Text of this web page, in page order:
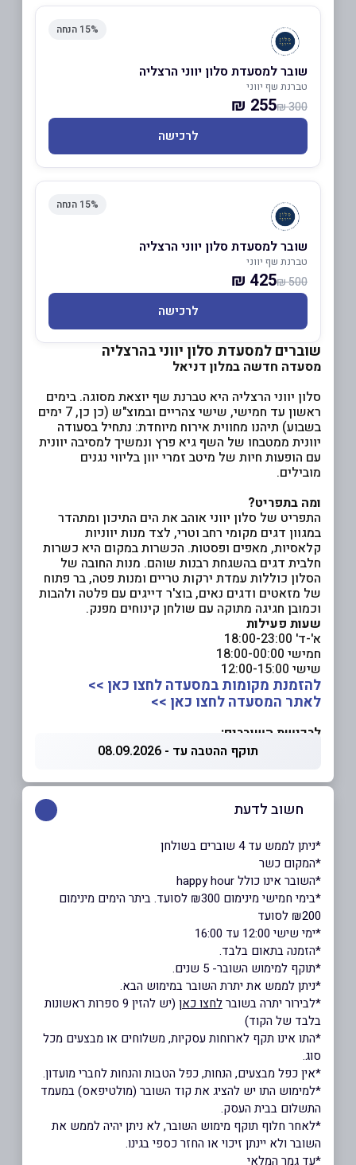
15% הנחה
שובר למסעדת סלון יווני הרצליה
טברנת שף יווני
300 ₪
255 ₪
לרכישה
15% הנחה
שובר למסעדת סלון יווני הרצליה
טברנת שף יווני
500 ₪
425 ₪
לרכישה
שוברים למסעדת סלון יווני בהרצליה
מסעדה חדשה במלון דניאל
סלון יווני הרצליה היא טברנת שף יוצאת מסוגה. בימים
ראשון עד חמישי, שישי צהריים ובמוצ"ש (כן כן, 7 ימים
בשבוע) תיהנו מחווית אירוח מיוחדת: נתחיל בסעודה
יוונית ממטבחו של השף גיא פרץ ונמשיך למסיבה יוונית
עם הופעות חיות של מיטב זמרי יוון בליווי נגנים
מובילים.
ומה בתפריט?
התפריט של סלון יווני אוהב את הים התיכון ומתהדר
במגוון דגים מקומי רחב וטרי, לצד מנות יווניות
קלאסיות, מאפים ופסטות. הכשרות במקום היא כשרות
חלבית דגים בהשגחת רבנות שוהם. מנות החובה של
הסלון כוללות עמדת ירקות טריים ומנות פטה, בר פתוח
של מזאטים ודגים נאים, בוצ'ר דייגים עם פלטה ולהבות
וכמובן חגיגה מתוקה עם שולחן קינוחים מפנק.
שעות פעילות
א'-ד' 18:00-23:00
חמישי 18:00-00:00
שישי 12:00-15:00
להזמנת מקומות במסעדה לחצו כאן >>
לאתר המסעדה לחצו כאן >>
לרכישת השוברים:
תוקף ההטבה עד - 08.09.2026
חשוב לדעת
*ניתן לממש עד 4 שוברים בשולחן
*המקום כשר
*השובר אינו כולל happy hour
*בימי חמישי מינימום ₪300 לסועד. ביתר הימים מינימום
₪200 לסועד
*ימי שישי 12:00 עד 16:00
*הזמנה בתאום בלבד.
*תוקף למימוש השובר- 5 שנים.
*ניתן לממש את יתרת השובר במימוש הבא.
*לבירור יתרה בשוברלחצו כאן
(יש להזין 9 ספרות ראשונות
בלבד של הקוד)
*התו אינו תקף לארוחות עסקיות, משלוחים או מבצעים מכל
סוג.
*אין כפל מבצעים, הנחות, כפל הטבות והנחות לחברי מועדון.
*למימוש התו יש להציג את קוד השובר (מולטיפאס) במעמד
התשלום בבית העסק.
*לאחר חלוף תוקף מימוש השובר, לא ניתן יהיה לממש את
השובר ולא יינתן זיכוי או החזר כספי בגינו.
*עד גמר המלאי